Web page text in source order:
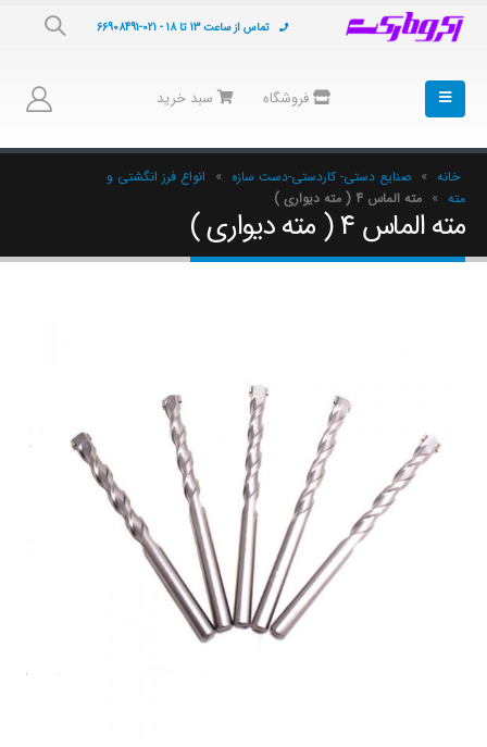
تماس از ساعت 13 تا 18 - 021-66908491
فروشگاه سبد خرید
خانه » صنایع دستی- کاردستی-دست سازه » انواع فرز انگشتی و
مته » مته الماس 4 ( مته دیواری )
مته الماس 4 ( مته دیواری )